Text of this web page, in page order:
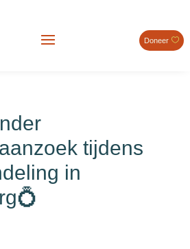
Doneer
tijdens
in